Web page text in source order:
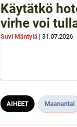
Käytätkö
virhe voi
Suvi Mäntylä | 31.07.2026
AIHEET Maanantai